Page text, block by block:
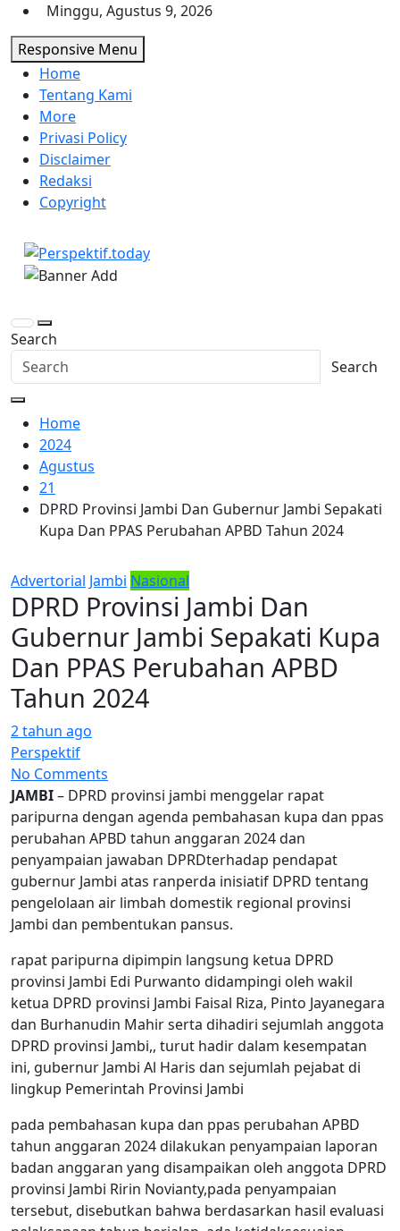
Skip
to
content
Minggu, Agustus 9, 2026
Responsive Menu
Home
Tentang Kami
More
Privasi Policy
Disclaimer
Redaksi
Copyright
Perspektif.today
Ispiratif Profesional Independen
Search
Search
Home
2024
Agustus
21
DPRD Provinsi Jambi Dan Gubernur Jambi Sepakati
Kupa Dan PPAS Perubahan APBD Tahun 2024
Advertorial Jambi Nasional
DPRD Provinsi Jambi Dan
Gubernur Jambi Sepakati Kupa
Dan PPAS Perubahan APBD
Tahun 2024
2 tahun ago
Perspektif
No Comments
JAMBI– DPRD provinsi jambi menggelar rapat
paripurna dengan agenda pembahasan kupa dan ppas
perubahan APBD tahun anggaran 2024 dan
penyampaian jawaban DPRDterhadap pendapat
gubernur Jambi atas ranperda inisiatif DPRD tentang
pengelolaan air limbah domestik regional provinsi
Jambi dan pembentukan pansus.
rapat paripurna dipimpin langsung ketua DPRD
provinsi Jambi Edi Purwanto didampingi oleh wakil
ketua DPRD provinsi Jambi Faisal Riza, Pinto Jayanegara
dan Burhanudin Mahir serta dihadiri sejumlah anggota
DPRD provinsi Jambi,, turut hadir dalam kesempatan
ini, gubernur Jambi Al Haris dan sejumlah pejabat di
lingkup Pemerintah Provinsi Jambi
pada pembahasan kupa dan ppas perubahan APBD
tahun anggaran 2024 dilakukan penyampaian laporan
badan anggaran yang disampaikan oleh anggota DPRD
provinsi Jambi Ririn Novianty,pada penyampaian
tersebut, disebutkan bahwa berdasarkan hasil evaluasi